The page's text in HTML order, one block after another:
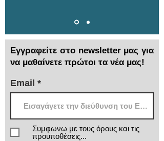
Εγγραφείτε στο newsletter μας για
να μαθαίνετε πρώτοι τα νέα μας!
Email
Συμφωνω με τους όρους και τις
προυποθέσεις...